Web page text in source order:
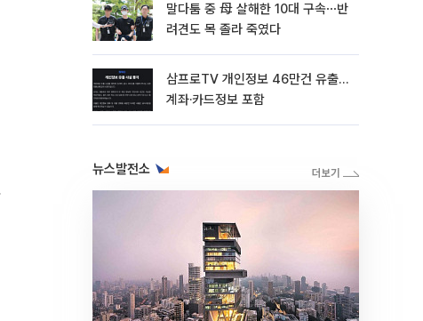
말다툼 중 母 살해한 10대 구속⋯반
려견도 목 졸라 죽였다
삼프로TV 개인정보 46만건 유출…
계좌·카드정보 포함
뉴스발전소